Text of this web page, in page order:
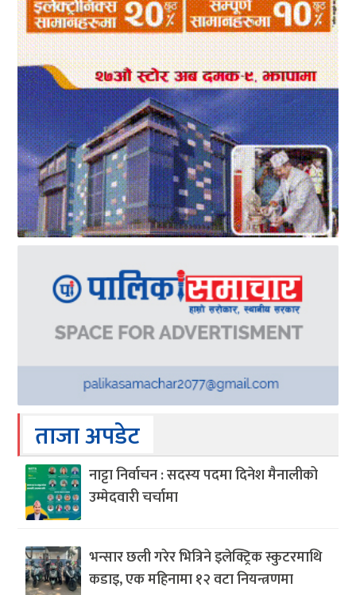
ताजा अपडेट
नाट्टा निर्वाचन : सदस्य पदमा दिनेश मैनालीको
उम्मेदवारी चर्चामा
भन्सार छली गरेर भित्रिने इलेक्ट्रिक स्कुटरमाथि
कडाइ, एक महिनामा १२ वटा नियन्त्रणमा